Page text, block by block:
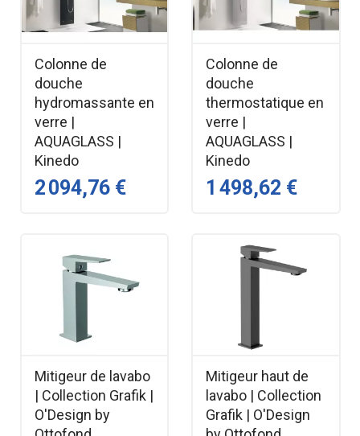
Colonne de
douche
hydromassante en
verre |
AQUAGLASS |
Kinedo
2 094,76 €
Colonne de
douche
thermostatique en
verre |
AQUAGLASS |
Kinedo
1 498,62 €
Mitigeur de lavabo
| Collection Grafik |
O'Design by
Mitigeur haut de
lavabo | Collection
Grafik | O'Design